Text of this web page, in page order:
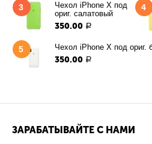
3
Чехол iPhone X под
ориг. салатовый
350.00 Р
4
5 Чехол iPhone X под ориг.
350.00 Р
ЗАРАБАТЫВАЙТЕ С НАМИ